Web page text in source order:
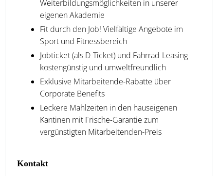
Weiterbildungsmöglichkeiten in unserer
eigenen Akademie
Fit durch den Job! Vielfältige Angebote im
Sport und Fitnessbereich
Jobticket (als D-Ticket) und Fahrrad-Leasing -
kostengünstig und umweltfreundlich
Exklusive Mitarbeitende-Rabatte über
Corporate Benefits
Leckere Mahlzeiten in den hauseigenen
Kantinen mit Frische-Garantie zum
vergünstigten Mitarbeitenden-Preis
Kontakt